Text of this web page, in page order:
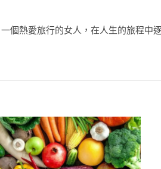
一個熱愛旅行的女人，在人生的旅程中